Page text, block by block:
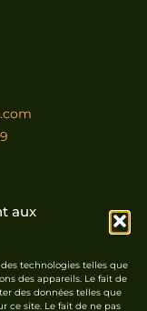
aux
technologies telles que
des appareils. Le fait de
des données telles que
ce site. Le fait de ne pas